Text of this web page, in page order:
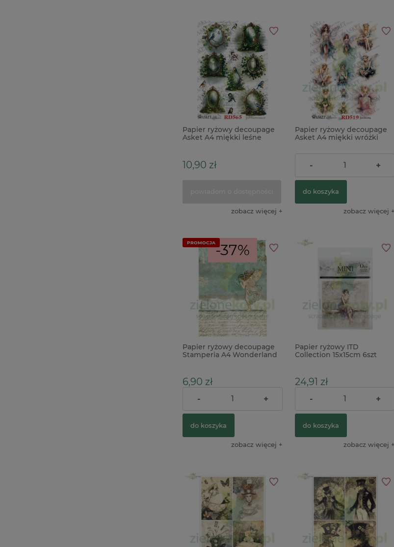
Papier ryżowy decoupage
Asket A4 miękki leśne
10,90 zł
zobacz więcej
Papier ryżowy decoupage
Asket A4 miękki wróżki
10,90 zł
- +
do koszyka
zobacz więcej
-37%
Papier ryżowy decoupage
Stamperia A4 Wonderland
6,90 zł
Cena regularna: 10,90 zł
- +
do koszyka
zobacz więcej
PROMOCJA
Papier ryżowy ITD
Collection 15x15cm 6szt
24,91 zł
- +
do koszyka
zobacz więcej